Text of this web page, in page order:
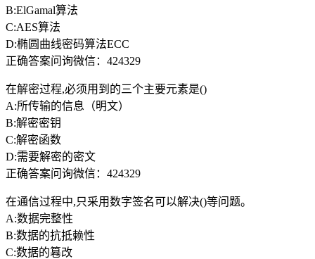
B:ElGamal算法
C:AES算法
D:椭圆曲线密码算法ECC
正确答案问询微信：424329
在解密过程,必须用到的三个主要元素是()
A:所传输的信息（明文）
B:解密密钥
C:解密函数
D:需要解密的密文
正确答案问询微信：424329
在通信过程中,只采用数字签名可以解决()等问题。
A:数据完整性
B:数据的抗抵赖性
C:数据的篹改